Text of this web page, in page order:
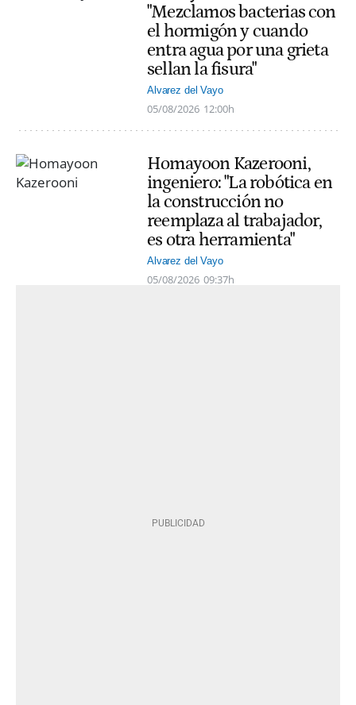
"Mezclamos bacterias con
el hormigón y cuando
entra agua por una grieta
sellan la fisura"
Alvarez del Vayo
05/08/2026 12:00h
Homayoon Kazerooni,
ingeniero: "La robótica en
la construcción no
reemplaza al trabajador,
es otra herramienta"
Alvarez del Vayo
05/08/2026 09:37h